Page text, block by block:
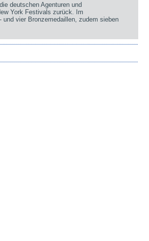
deutschen Agenturen und
York Festivals zurück. Im
vier Bronzemedaillen, zudem sieben